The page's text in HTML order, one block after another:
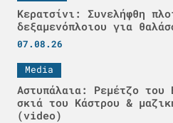
Κερατσίνι: Συνελήφθη
δεξαμενόπλοιου για
07.08.26
Media
Αστυπάλαια: Ρεμέτζο
σκιά του Κάστρου &
(video)